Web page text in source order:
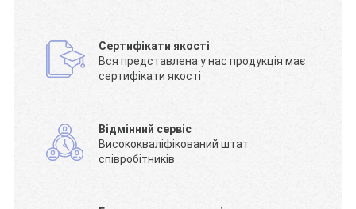
Сертифікати якості
Вся представлена у нас продукція має
сертифікати якості
Відмінний сервіс
Висококваліфікований штат
співробітників